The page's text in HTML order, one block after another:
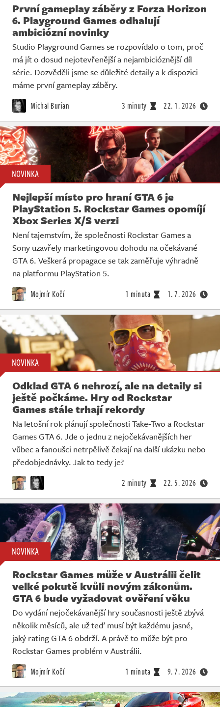
První gameplay záběry z Forza Horizon
6. Playground Games odhalují
ambiciózní novinky
Studio Playground Games se rozpovídalo o tom, proč
má jít o dosud nejotevřenější a nejambicióznější díl
série. Dozvěděli jsme se důležité detaily a k dispozici
máme první gameplay záběry.
Michal Burian 3 minuty 22. 1. 2026
NOVINKA
Nejlepší místo pro hraní GTA 6 je
PlayStation 5. Rockstar Games opomíjí
Xbox Series X/S verzi
Není tajemstvím, že společnosti Rockstar Games a
Sony uzavřely marketingovou dohodu na očekávané
GTA 6. Veškerá propagace se tak zaměřuje výhradně
na platformu PlayStation 5.
Mojmír Kočí 1 minuta 1. 7. 2026
NOVINKA
Odklad GTA 6 nehrozí, ale na detaily si
ještě počkáme. Hry od Rockstar
Games stále trhají rekordy
Na letošní rok plánují společnosti Take-Two a Rockstar
Games GTA 6. Jde o jednu z nejočekávanějších her
vůbec a fanoušci netrpělivě čekají na další ukázku nebo
předobjednávky. Jak to tedy je?
2 minuty 22. 5. 2026
NOVINKA
Rockstar Games může v Austrálii čelit
velké pokutě kvůli novým zákonům.
GTA 6 bude vyžadovat ověření věku
Do vydání nejočekávanější hry současnosti ještě zbývá
několik měsíců, ale už teď musí být každému jasné,
jaký rating GTA 6 obdrží. A právě to může být pro
Rockstar Games problém v Austrálii.
Mojmír Kočí 1 minuta 9. 7. 2026